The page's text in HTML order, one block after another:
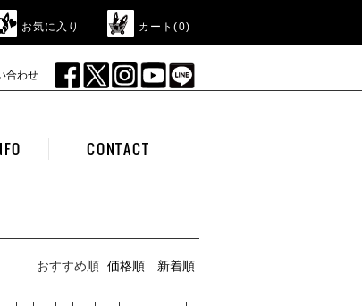
お気に入り カート(0)
合わせ
CONTACT
おすすめ順 価格順 新着順